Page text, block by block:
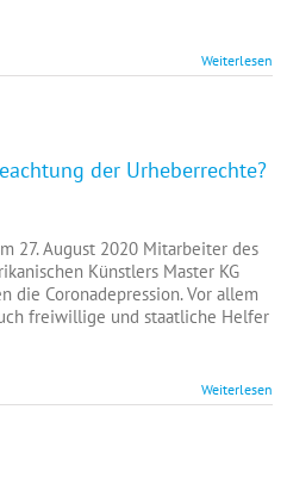
Weiterlesen
der Urheberrechte?
27. August 2020 Mitarbeiter des
Künstlers Master KG
Coronadepression. Vor allem
freiwillige und staatliche Helfer
Weiterlesen